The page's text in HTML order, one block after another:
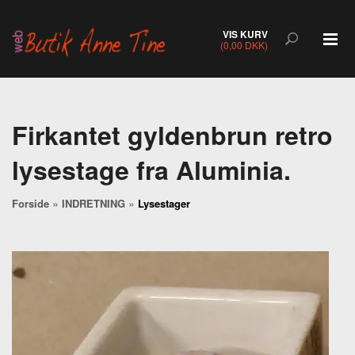
VIS KURV
(0,00 DKK)
Firkantet gyldenbrun retro
lysestage fra Aluminia.
Forside » INDRETNING » Lysestager